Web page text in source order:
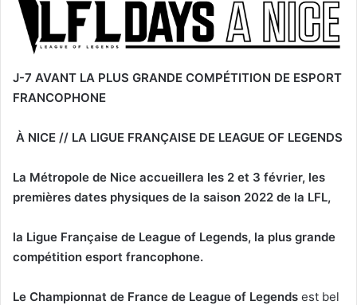
J-7 AVANT LA PLUS GRANDE COMPÉTITION DE ESPORT
FRANCOPHONE
À NICE // LA LIGUE FRANÇAISE DE LEAGUE OF LEGENDS
La Métropole de Nice accueillera les 2 et 3 février, les
premières dates physiques de la saison 2022 de la LFL,
la Ligue Française de League of Legends, la plus grande
compétition esport francophone.
Le Championnat de France de League of Legends est bel